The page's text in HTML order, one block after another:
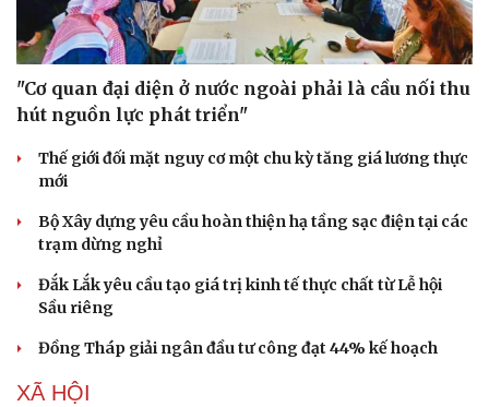
"Cơ quan đại diện ở nước ngoài phải là cầu nối thu
hút nguồn lực phát triển"
Thế giới đối mặt nguy cơ một chu kỳ tăng giá lương thực
mới
Bộ Xây dựng yêu cầu hoàn thiện hạ tầng sạc điện tại các
trạm dừng nghỉ
Đắk Lắk yêu cầu tạo giá trị kinh tế thực chất từ Lễ hội
Sầu riêng
Đồng Tháp giải ngân đầu tư công đạt 44% kế hoạch
XÃ HỘI